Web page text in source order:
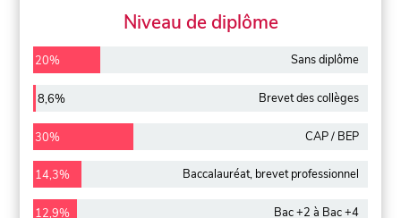
Niveau de diplôme
20% Sans diplôme
8,6% Brevet des collèges
30% CAP / BEP
14,3% Baccalauréat, brevet professionnel
12,9% Bac +2 à Bac +4